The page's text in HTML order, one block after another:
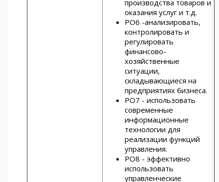
производства товаров и
оказания услуг и т.д.
РО6 -анализировать,
контролировать и
регулировать
финансово-
хозяйственные
ситуации,
складывающиеся на
предприятиях бизнеса.
РО7 - использовать
современные
информационные
технологии для
реализации функций
управления.
РО8 - эффективно
использовать
управленческие